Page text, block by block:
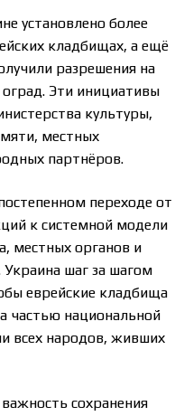
установлено более
кладбищах, а ещё
разрешения на
Эти инициативы
культуры,
местных
партнёров.
переходе от
к системной модели
местных органов и
шаг за шагом
еврейские кладбища
частью национальной
всех народов, живших
сохранения